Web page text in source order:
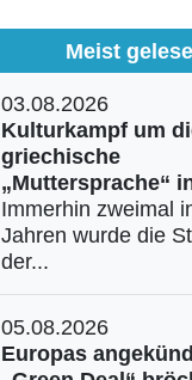
Meist
03.08.2026
Kulturkampf um
griechische
„Muttersprache“
Immerhin zweimal
Jahren wurde die
der...
05.08.2026
Europas